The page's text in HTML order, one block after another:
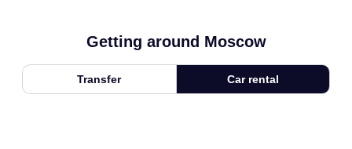
Getting around Moscow
Transfer Car rental